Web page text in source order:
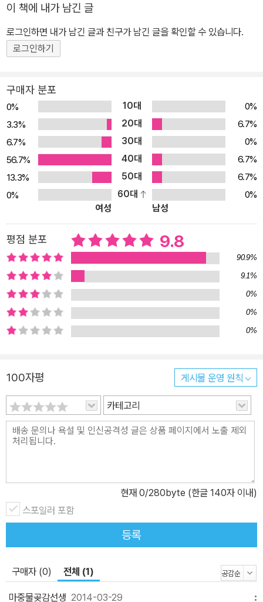
0년 한국안데르센상 동화 부문 우수상을 수상한 안오일 작가의 작품
입니다. 주인공 왕수니는 아무도 못말리는 천하의 개구쟁이입니다.
자신을 놀리고 무시하는 아이들이나 어른들에게 복수를 하면서 어떤
상황에서도 기죽지 않고 씩씩하게 생활하는 아이이지요. 그런데 전학
그리고 자신의 못생긴 얼굴에 깊은 실망을 하고 말아요. 그래서 어떻
게든 용모를 바꾸고 싶은 간절한 마음도 품게 되지요. ‘유석이가 나를
어떻게 볼까?’를 신경 쓰게 되고, 유석이의 마음에 들려면 어떻게 해
야 할까 걱정을 하게 됩니다. 그래서 엄마 화장품으로 화장도 하고, 정
말 가기 싫은 치과에 가서 치아 교정기도 끼게 되지요. 눈만으로는 볼
수 없는 진짜 아름다움을 찾아가는 성장동화 이 작품은 초등학교 3학
년 왈가닥 소녀, 왕수니에게 찾아온 첫사랑을 통해 소중한 가치와 진
실을 알아보는 ‘마음의 눈’에 대해 이야기하고 있습니다. 공부 잘하는
아이하고만 친구 하고, 처음 만난 친구에게 아무렇지 않게 사는 아파
트의 평수를 묻고, 옷차림과 생김새라는 잣대가 기준이 되어버린 우
리 아이들, 어른들이 만들어놓은 편견에서 자유롭지 못한 우리 아이
들에게 이 작품이 하고 싶은 진짜 이야기는 우리는 모두 생긴 모습이
다르고 갖고 있는 재능도 다르다는 것입니다. 꽃밭의 꽃들과 밤하늘
의 별들이 저마다의 향기와 빛으로 세상을 아름답고 환하게 만들듯이
말이지요. 『천하무적 왕눈이』는 외모는 비록 못생겼지만, 당당하고
씩씩한 왕수니라는 아이를 통해 바로 그런 이야기를 하고 있습니다.
고 있는 꽃이고 별이라는 이야기 말입니다. 그런 어린이들을 성적이
나 외모 같은 똑같은 잣대로 평가하는 것은 어른들이 만든 잘못된 일
이라고 말입니다. 우리 어린이들이 『천하무적 왕눈이』의 주인공 씩씩
한 왕수니를 보면서 용기를 갖고 개성을 한껏 살려나갔으면 좋겠습니
다.
이 책에 내가 남긴 글
로그인하면 내가 남긴 글과 친구가 남긴 글을 확인할 수 있습니다.
로그인하기
구매자 분포
0% 10대
0%
3.3%
20대
6.7%
6.7%
30대
0%
56.7%
40대
6.7%
13.3%
50대
6.7%
0%
60대
0%
여성
남성
평점 분포 9.8
90.9%
9.1%
0%
0%
0%
100자평 게시물 운영 원칙
카테고리
현재 0/280byte (한글 140자 이내)
스포일러 포함
등록
구매자 (0) 전체 (1)
마중물곶감선생 2014-03-29